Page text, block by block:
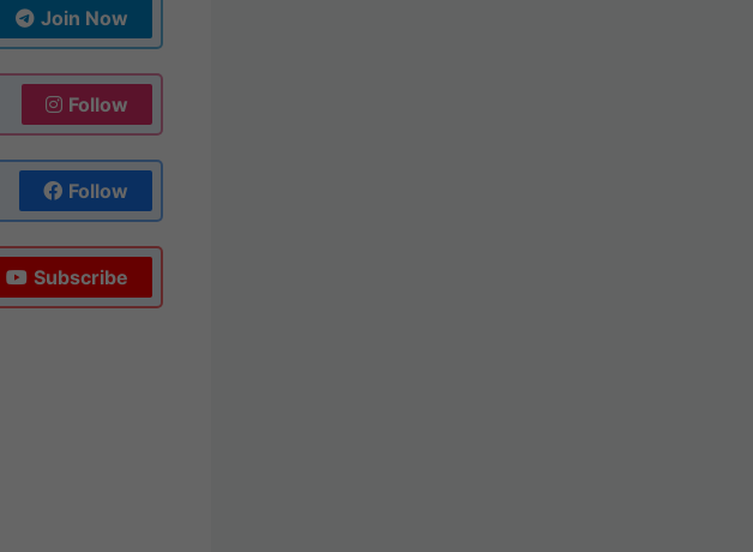
Join Now
Follow
Follow
Subscribe